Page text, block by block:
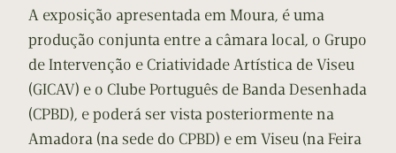
A exposição apresentada em Moura, é uma
produção conjunta entre a câmara local, o Grupo
de Intervenção e Criatividade Artística de Viseu
(GICAV) e o Clube Português de Banda Desenhada
(CPBD), e poderá ser vista posteriormente na
Amadora (na sede do CPBD) e em Viseu (na Feira